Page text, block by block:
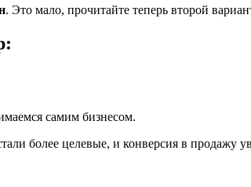
. Это мало, прочитайте теперь второй
самим бизнесом.
более целевые, и конверсия в продажу